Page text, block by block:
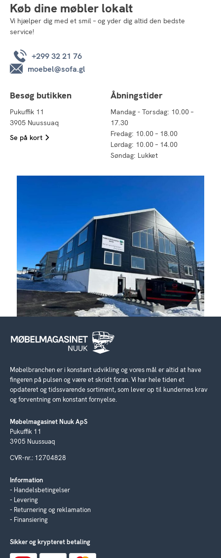
Køb dine møbler lokalt
Vi hjælper dig med et smil – og yder dig altid den bedste
service!
+299 32 21 76
moebel@sofa.gl
Besøg butikken
Pukuffik 11
3905 Nuussuaq
Se på kort
Åbningstider
Mandag - Torsdag: 10.00 –
17.30
Fredag: 10.00 – 18.00
Lørdag: 10.00 – 14.00
Søndag: Lukket
Møbelbranchen er i konstant udvikling og vores mål er altid at have
fingeren på pulsen og være et skridt foran. Vi har hele tiden et
opdateret og tidssvarende sortiment, som lever op til kundernes krav
og forventning om konstant fornyelse.
Møbelmagasinet Nuuk ApS
Pukuffik 11
3905 Nuussuaq
CVR-nr.: 12704828
Information
Handelsbetingelser
Levering
Returnering og reklamation
Finansiering
Sikker og krypteret betaling